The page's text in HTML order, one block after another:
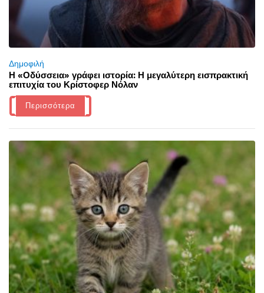
Δημοφιλή
Η «Οδύσσεια» γράφει ιστορία: Η μεγαλύτερη εισπρακτική
επιτυχία του Κρίστοφερ Νόλαν
Περισσότερα